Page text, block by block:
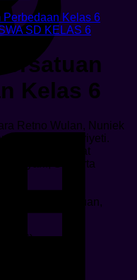
SD KELAS 6
Kelas 6
Retno Wulan, Nuniek
Santi Hendriyeti.
Mamat
Syarif, Suwarta
dan Perbukuan,
6)
12 pt.